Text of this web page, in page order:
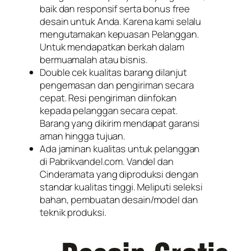
baik dan responsif serta bonus free
desain untuk Anda. Karena kami selalu
mengutamakan kepuasan Pelanggan.
Untuk mendapatkan berkah dalam
bermuamalah atau bisnis.
Double cek kualitas barang dilanjut
pengemasan dan pengiriman secara
cepat. Resi pengiriman diinfokan
kepada pelanggan secara cepat.
Barang yang dikirim mendapat garansi
aman hingga tujuan.
Ada jaminan kualitas untuk pelanggan
di Pabrikvandel.com. Vandel dan
Cinderamata yang diproduksi dengan
standar kualitas tinggi. Meliputi seleksi
bahan, pembuatan desain/model dan
teknik produksi.